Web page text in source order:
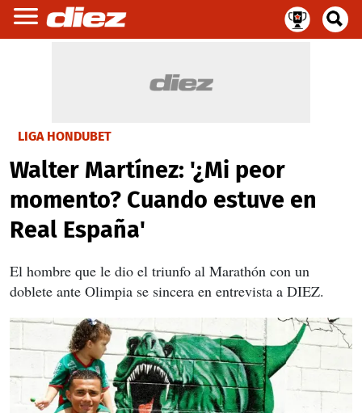
LIGA HONDUBET
Walter Martínez: '¿Mi peor
momento? Cuando estuve en
Real España'
El hombre que le dio el triunfo al Marathón con un
doblete ante Olimpia se sincera en entrevista a DIEZ.